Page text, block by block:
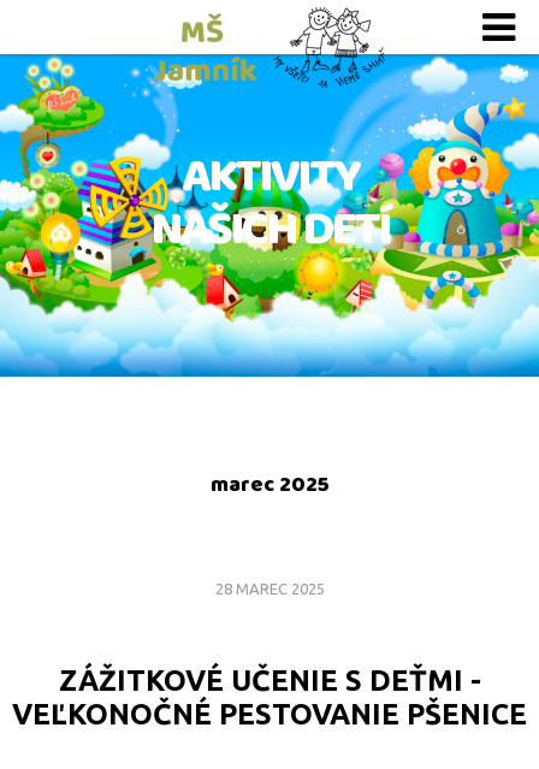
AKTIVITY
NAŠICH DETÍ
marec 2025
28 MAREC 2025
ZÁŽITKOVÉ UČENIE S DEŤMI -
VEĽKONOČNÉ PESTOVANIE PŠENICE